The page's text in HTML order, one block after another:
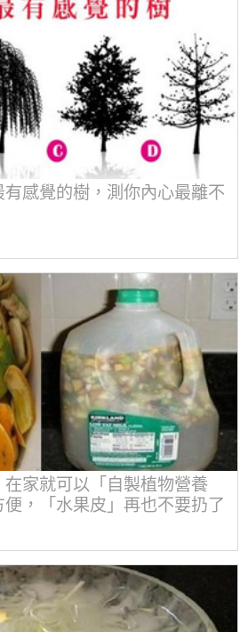
感覺的樹，測你內心最離不
家就可以「自製植物營養
，「水果皮」再也不要扔了